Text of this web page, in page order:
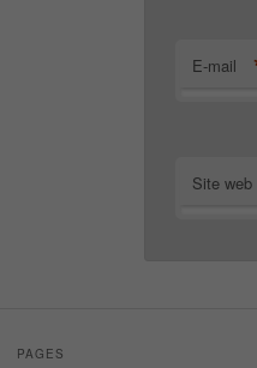
E-mail
Site web
PAGES